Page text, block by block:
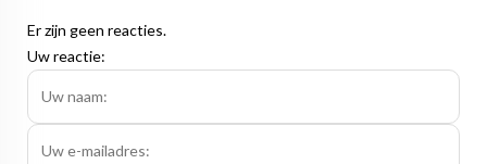
Er zijn geen reacties.
Uw reactie: